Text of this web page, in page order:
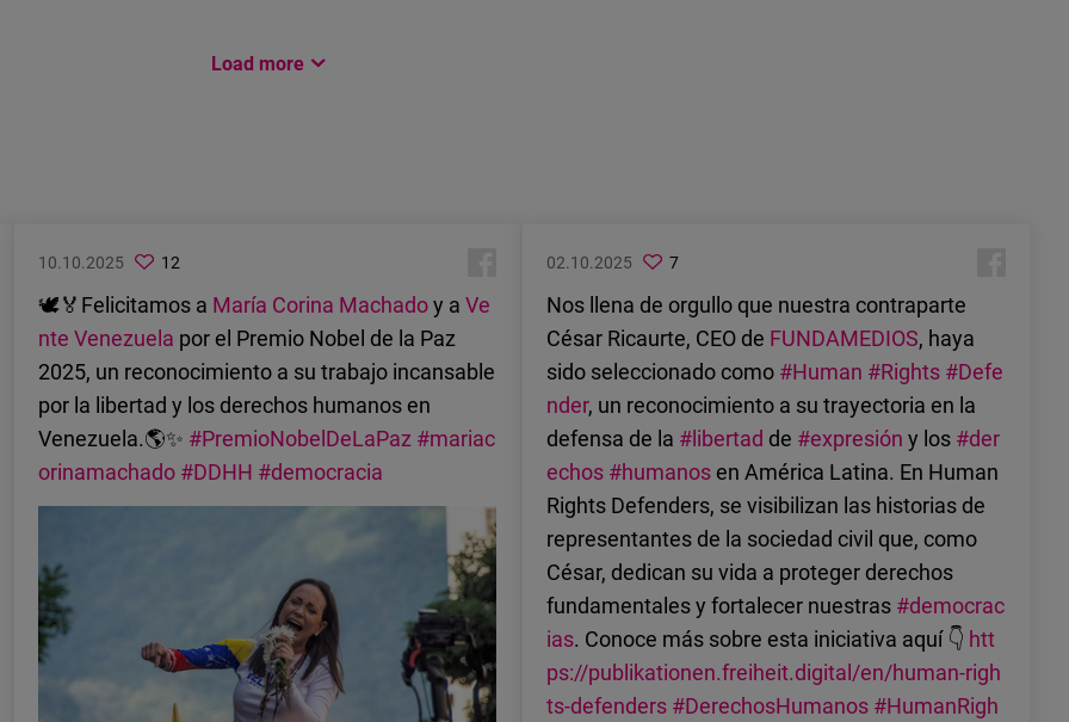
Load more
10.10.2025 12
🕊️🏅Felicitamos a María Corina Machadoy a Ve
nte Venezuela por el Premio Nobel de la Paz
2025, un reconocimiento a su trabajo incansable
por la libertad y los derechos humanos en
Venezuela.🌎✨ #PremioNobelDeLaPaz #mariac
orinamachado #DDHH #democracia
02.10.2025 7
Nos llena de orgullo que nuestra contraparte
César Ricaurte, CEO de FUNDAMEDIOS, haya
sido seleccionado como #Human #Rights #Defe
nder, un reconocimiento a su trayectoria en la
defensa de la #libertad de #expresión y los #der
echos #humanos en América Latina. En Human
Rights Defenders, se visibilizan las historias de
representantes de la sociedad civil que, como
César, dedican su vida a proteger derechos
fundamentales y fortalecer nuestras #democrac
ias. Conoce más sobre esta iniciativa aquí 👇 htt
ps://publikationen.freiheit.digital/en/human-righ
ts-defenders #DerechosHumanos #HumanRigh